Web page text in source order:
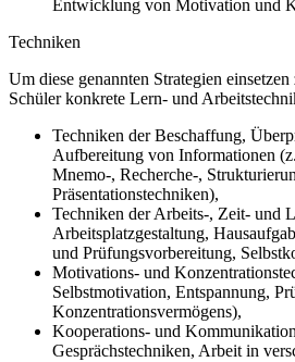
Entwicklung von Motivation und
Techniken
Um diese genannten Strategien
Schüler konkrete Lern- und
Techniken der Beschaffung,
Aufbereitung von Informationen
Mnemo-, Recherche-,
Präsentationstechniken),
Techniken der Arbeits-, Zeit- und
Arbeitsplatzgestaltung,
und Prüfungsvorbereitung,
Motivations- und
Selbstmotivation, Entspannung,
Konzentrationsvermögens),
Kooperations- und
Gesprächstechniken, Arbeit in